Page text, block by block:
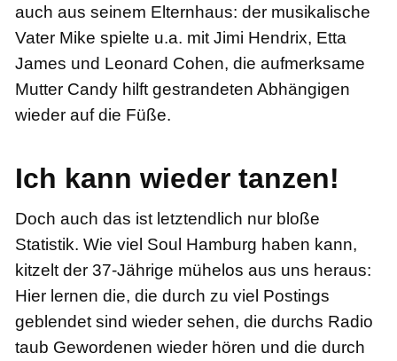
auch aus seinem Elternhaus: der musikalische
Vater Mike spielte u.a. mit Jimi Hendrix, Etta
James und Leonard Cohen, die aufmerksame
Mutter Candy hilft gestrandeten Abhängigen
wieder auf die Füße.
Ich kann wieder tanzen!
Doch auch das ist letztendlich nur bloße
Statistik. Wie viel Soul Hamburg haben kann,
kitzelt der 37-Jährige mühelos aus uns heraus:
Hier lernen die, die durch zu viel Postings
geblendet sind wieder sehen, die durchs Radio
taub Gewordenen wieder hören und die durch